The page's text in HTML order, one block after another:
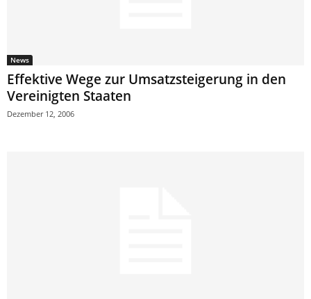
News
Effektive Wege zur Umsatzsteigerung in den
Vereinigten Staaten
Dezember 12, 2006